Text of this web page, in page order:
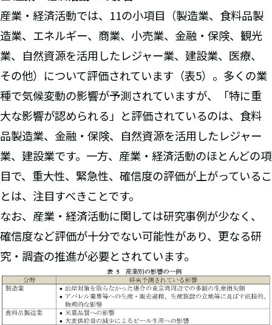
産業・経済活動では、11の小項目（製造業、食料品製
造業、エネルギー、商業、小売業、金融・保険、観光
業、自然資源を活用したレジャー業、建設業、医療、
その他）について評価されています（表5）。多くの業
種で気候変動の影響が予測されていますが、「特に重
大な影響が認められる」と評価されているのは、食料
品製造業、金融・保険、自然資源を活用したレジャー
業、建設業です。一方、産業・経済活動のほとんどの項
目で、重大性、緊急性、確信度の評価が上がっているこ
とは、注目すべきことです。
なお、産業・経済活動に関しては研究事例が少なく、
確信度など評価が十分でない可能性があり、更なる研
究・調査の推進が必要とされています。